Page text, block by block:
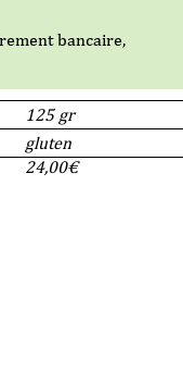
125 gr
gluten
24,00€
bancaire,